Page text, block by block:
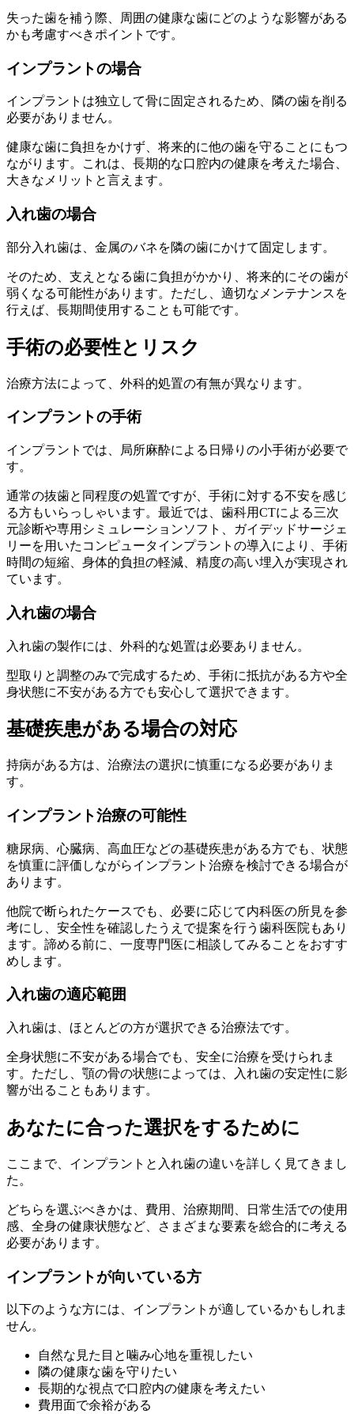
失った歯を補う際、周囲の健康な歯にどのような影響がある
かも考慮すべきポイントです。
インプラントの場合
インプラントは独立して骨に固定されるため、隣の歯を削る
必要がありません。
健康な歯に負担をかけず、将来的に他の歯を守ることにもつ
ながります。これは、長期的な口腔内の健康を考えた場合、
大きなメリットと言えます。
入れ歯の場合
部分入れ歯は、金属のバネを隣の歯にかけて固定します。
そのため、支えとなる歯に負担がかかり、将来的にその歯が
弱くなる可能性があります。ただし、適切なメンテナンスを
行えば、長期間使用することも可能です。
手術の必要性とリスク
治療方法によって、外科的処置の有無が異なります。
インプラントの手術
インプラントでは、局所麻酔による日帰りの小手術が必要で
す。
通常の抜歯と同程度の処置ですが、手術に対する不安を感じ
る方もいらっしゃいます。最近では、歯科用CTによる三次
元診断や専用シミュレーションソフト、ガイデッドサージェ
リーを用いたコンピュータインプラントの導入により、手術
時間の短縮、身体的負担の軽減、精度の高い埋入が実現され
ています。
入れ歯の場合
入れ歯の製作には、外科的な処置は必要ありません。
型取りと調整のみで完成するため、手術に抵抗がある方や全
身状態に不安がある方でも安心して選択できます。
基礎疾患がある場合の対応
持病がある方は、治療法の選択に慎重になる必要がありま
す。
インプラント治療の可能性
糖尿病、心臓病、高血圧などの基礎疾患がある方でも、状態
を慎重に評価しながらインプラント治療を検討できる場合が
あります。
他院で断られたケースでも、必要に応じて内科医の所見を参
考にし、安全性を確認したうえで提案を行う歯科医院もあり
ます。諦める前に、一度専門医に相談してみることをおすす
めします。
入れ歯の適応範囲
入れ歯は、ほとんどの方が選択できる治療法です。
全身状態に不安がある場合でも、安全に治療を受けられま
す。ただし、顎の骨の状態によっては、入れ歯の安定性に影
響が出ることもあります。
あなたに合った選択をするために
ここまで、インプラントと入れ歯の違いを詳しく見てきまし
た。
どちらを選ぶべきかは、費用、治療期間、日常生活での使用
感、全身の健康状態など、さまざまな要素を総合的に考える
必要があります。
インプラントが向いている方
以下のような方には、インプラントが適しているかもしれま
せん。
自然な見た目と噛み心地を重視したい
隣の健康な歯を守りたい
長期的な視点で口腔内の健康を考えたい
費用面で余裕がある